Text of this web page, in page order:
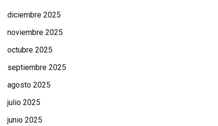
diciembre 2025
noviembre 2025
octubre 2025
septiembre 2025
agosto 2025
julio 2025
junio 2025